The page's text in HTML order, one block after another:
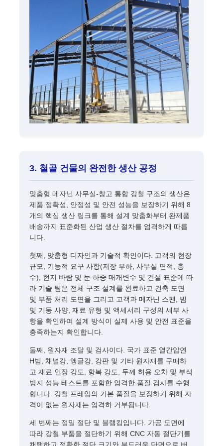
3. 철골 건물의 완전한 생산 공정
맞춤형 메자닌 사무실-창고 통합 강철 구조의 생산은
제품 정확성, 안정성 및 안전 성능을 보장하기 위해 8
개의 핵심 생산 링크를 통해 설계 맞춤화부터 완제품
배송까지 표준화된 산업 생산 절차를 엄격하게 따릅
니다.
첫째, 맞춤형 디자인과 기술적 확인이다. 고객의 현장
규모, 기능적 요구 사항(저장 부하, 사무실 면적, 층
수), 현지 바람 및 눈 하중 매개변수 및 건설 표준에 따
라 기술 팀은 전체 구조 설계를 완료하고 건축 도면
및 부품 처리 도면을 그리고 고객과 메자닌 스팬, 빔
및 기둥 사양, 재료 유형 및 액세서리 구성의 세부 사
항을 확인하여 설계 방식이 실제 사용 및 안전 표준을
충족하는지 확인합니다.
둘째, 원자재 조달 및 검사이다. 국가 표준 열간압연
H빔, 채널강, 앵글강, 강판 및 기타 원자재를 구매하
고 재료 인장 강도, 항복 강도, 두께 허용 오차 및 부식
방지 성능 테스트를 포함한 엄격한 품질 검사를 수행
합니다. 강철 프레임의 기본 품질을 보장하기 위해 자
격이 없는 원자재는 엄격히 거부됩니다.
세 번째는 정밀 절단 및 블랭킹입니다. 가공 도면에
따라 강철 부품을 절단하기 위해 CNC 자동 절단기를
채택하고 정확한 절단 크기와 부드러운 단면으로 버